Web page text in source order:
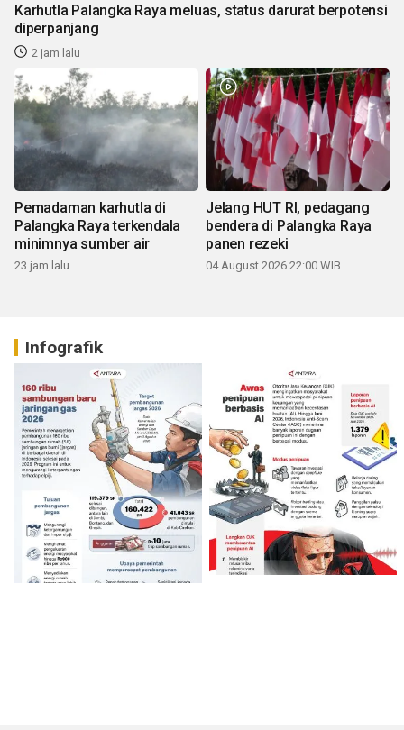
Karhutla Palangka Raya meluas, status darurat berpotensi
diperpanjang
2 jam lalu
Pemadaman karhutla di
Palangka Raya terkendala
minimnya sumber air
23 jam lalu
Jelang HUT RI, pedagang
bendera di Palangka Raya
panen rezeki
04 August 2026 22:00 WIB
Infografik